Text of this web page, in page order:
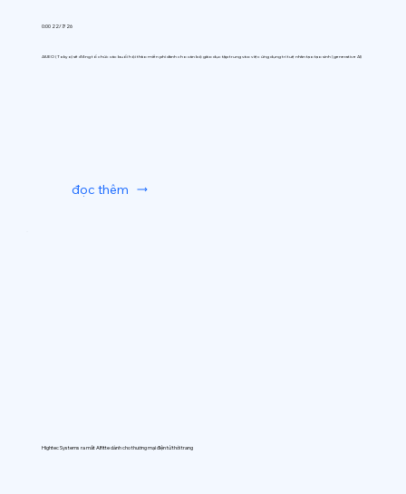
0:00 22/7/26
AIUEO (Tokyo) sẽ đồng tổ chức các buổi hội thảo miễn phí dành cho cán bộ giáo dục tập trung vào việc ứng dụng trí tuệ nhân tạo tạo sinh (generative AI)
đọc thêm
Hightec Systems ra mắt AIfitte dành cho thương mại điện tử thời trang